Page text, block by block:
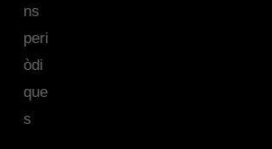
ns
peri
òdi
que
s